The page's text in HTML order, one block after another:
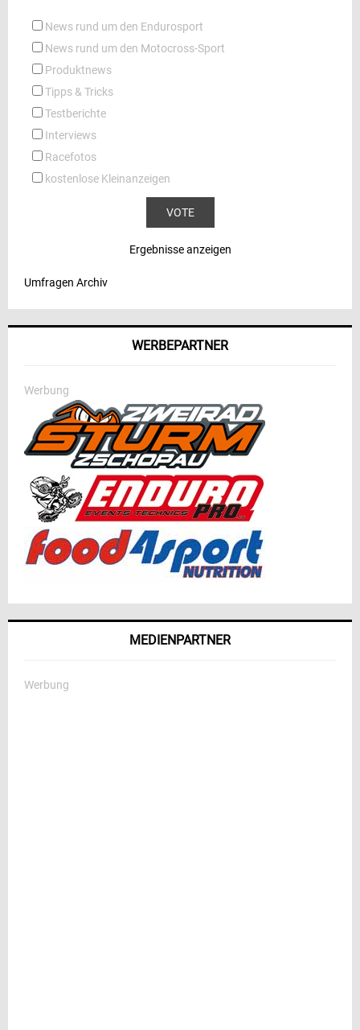
News rund um den Endurosport
News rund um den Motocross-Sport
Produktnews
Tipps & Tricks
Testberichte
Interviews
Racefotos
kostenlose Kleinanzeigen
Ergebnisse anzeigen
Umfragen Archiv
WERBEPARTNER
Werbung
MEDIENPARTNER
Werbung